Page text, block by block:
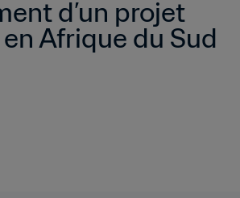
d’un projet
Afrique du Sud